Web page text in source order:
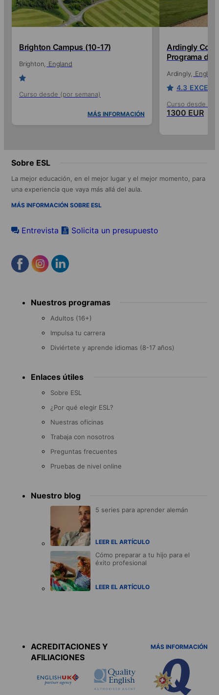
Brighton Campus (10-17)
Brighton England
Curso desde (por semana)
MÁS INFORMACIÓN
Ardingly
Programa de
Ardingly England
4.3
Curso desde
1300 EUR
Sobre ESL
La mejor educación, en el mejor lugar y el mejor momento, para
una experiencia que vaya más allá del aula.
MÁS INFORMACIÓN SOBRE ESL
Entrevista Solicita un presupuesto
menu Nuestros programas
Adultos (16+)
Impulsa tu carrera
Diviértete y aprende idiomas (8-17 años)
Enlaces útiles
Sobre ESL
¿Por qué elegir ESL?
Nuestras oficinas
Trabaja con nosotros
Preguntas frecuentes
Pruebas de nivel online
Nuestro blog
5 series para aprender alemán
LEER EL ARTÍCULO
Cómo preparar a tu hijo para el
éxito profesional
LEER EL ARTÍCULO
ACREDITACIONES Y
AFILIACIONES
MÁS INFORMACIÓN